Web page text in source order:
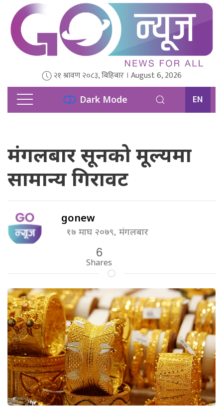
२१ श्रावण २०८३, बिहिबार । August 6, 2026
Dark Mode EN
मंगलबार सूनको मूल्यमा
सामान्य गिरावट
gonew
१७ माघ २०७९, मंगलबार
6
Shares